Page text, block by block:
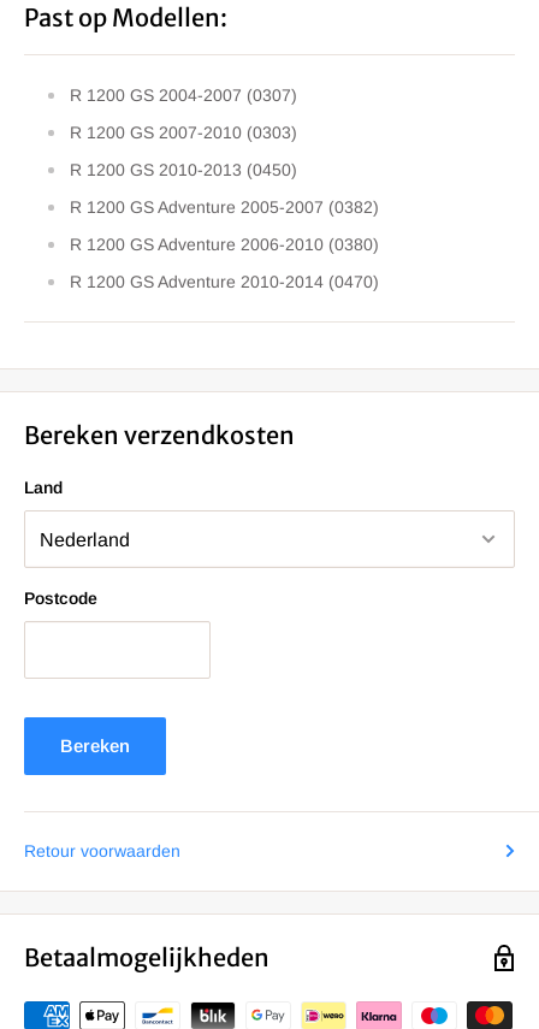
Past op Modellen:
R 1200 GS 2004-2007 (0307)
R 1200 GS 2007-2010 (0303)
R 1200 GS 2010-2013 (0450)
R 1200 GS Adventure 2005-2007 (0382)
R 1200 GS Adventure 2006-2010 (0380)
R 1200 GS Adventure 2010-2014 (0470)
Bereken verzendkosten
Land
Postcode
Bereken
Retour voorwaarden
Betaalmogelijkheden